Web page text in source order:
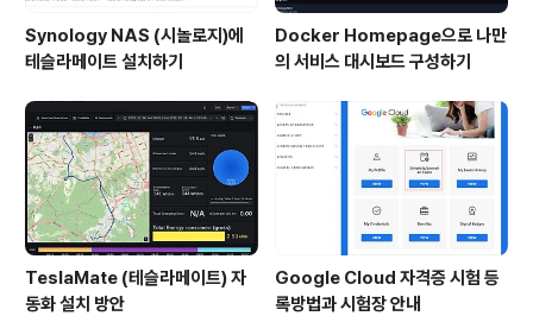
Synology NAS (시놀로지)에
테슬라메이트 설치하기
Docker Homepage으로 나만
의 서비스 대시보드 구성하기
TeslaMate (테슬라메이트) 자
동화 설치 방안
Google Cloud 자격증 시험 등
록방법과 시험장 안내